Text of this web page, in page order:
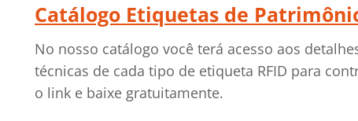
Catálogo Etiquetas de
No nosso catálogo você terá acesso aos
técnicas de cada tipo de etiqueta RFID para
o link e baixe gratuitamente.